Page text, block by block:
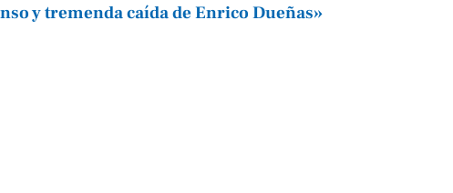
y tremenda caída de Enrico Dueñas»